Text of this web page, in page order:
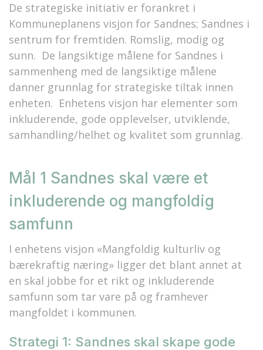
De strategiske initiativ er forankret i
Kommuneplanens visjon for Sandnes; Sandnes i
sentrum for fremtiden. Romslig, modig og
sunn. De langsiktige målene for Sandnes i
sammenheng med de langsiktige målene
danner grunnlag for strategiske tiltak innen
enheten. Enhetens visjon har elementer som
inkluderende, gode opplevelser, utviklende,
samhandling/helhet og kvalitet som grunnlag.
Mål 1 Sandnes skal være et
inkluderende og mangfoldig
samfunn
I enhetens visjon «Mangfoldig kulturliv og
bærekraftig næring» ligger det blant annet at
en skal jobbe for et rikt og inkluderende
samfunn som tar vare på og framhever
mangfoldet i kommunen.
Strategi 1: Sandnes skal skape gode